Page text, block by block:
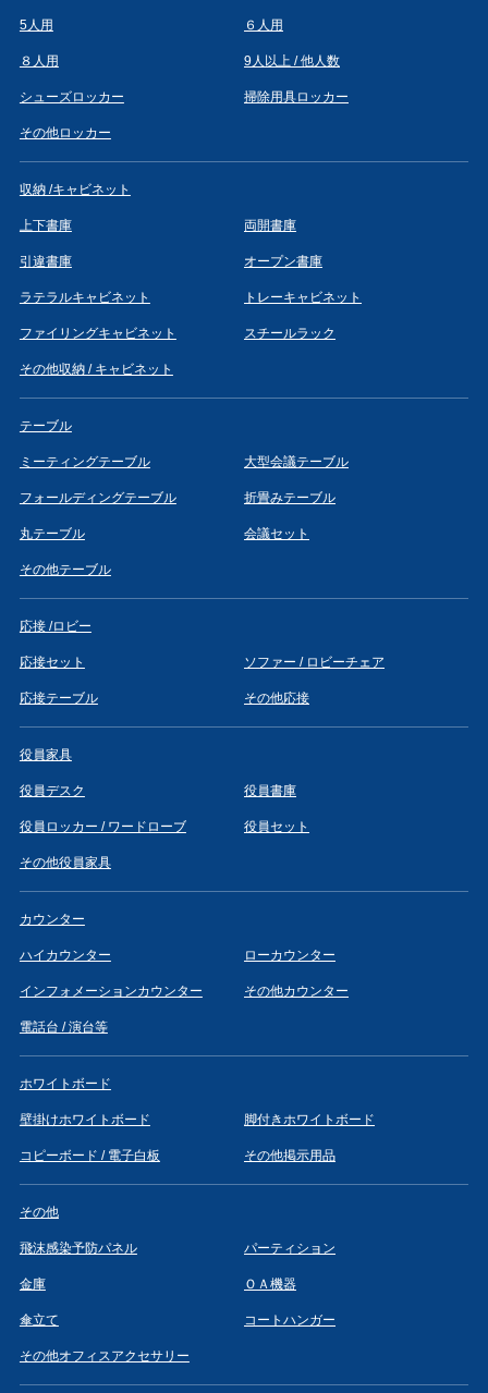
5人用 ６人用
８人用 9人以上 / 他人数
シューズロッカー 掃除用具ロッカー
その他ロッカー
収納 /キャビネット
上下書庫 両開書庫
引違書庫 オープン書庫
ラテラルキャビネット トレーキャビネット
ファイリングキャビネット スチールラック
その他収納 / キャビネット
テーブル
ミーティングテーブル 大型会議テーブル
フォールディングテーブル 折畳みテーブル
丸テーブル 会議セット
その他テーブル
応接 /ロビー
応接セット ソファー / ロビーチェア
応接テーブル その他応接
役員家具
役員デスク 役員書庫
役員ロッカー / ワードローブ 役員セット
その他役員家具
カウンター
ハイカウンター ローカウンター
インフォメーションカウンター その他カウンター
電話台 / 演台等
ホワイトボード
壁掛けホワイトボード 脚付きホワイトボード
コピーボード / 電子白板 その他掲示用品
その他
飛沫感染予防パネル パーティション
金庫 ＯＡ機器
傘立て コートハンガー
その他オフィスアクセサリー